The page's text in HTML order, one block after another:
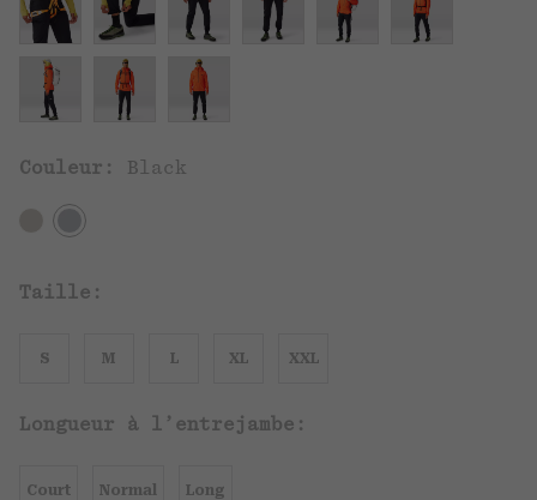
Couleur: Black
Taille:
S M L XL XXL
Longueur à l’entrejambe:
Court Normal Long